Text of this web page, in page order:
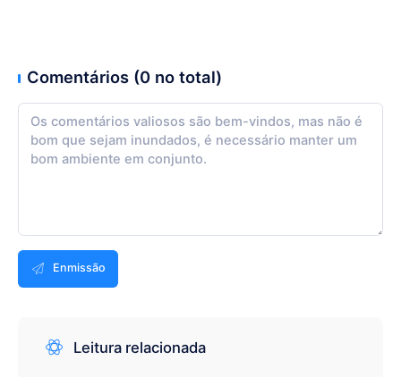
Comentários (0 no total)
Enmissão
Leitura relacionada